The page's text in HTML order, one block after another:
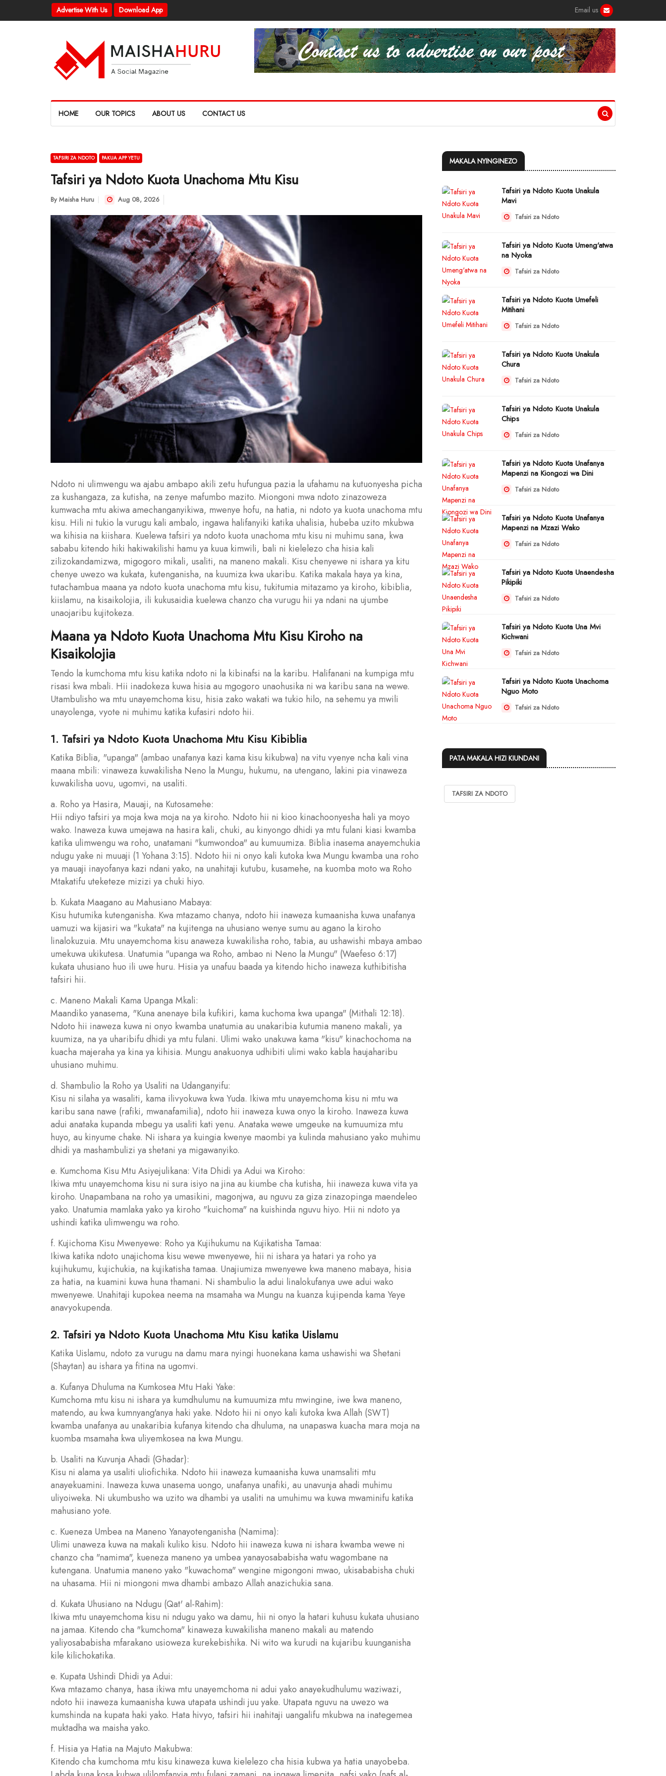
Advertise With Us Download App Email us
HOME OUR TOPICS ABOUT US CONTACT US
TAFSIRI ZA NDOTO PAKUA APP YETU
Tafsiri ya Ndoto Kuota Unachoma Mtu Kisu
By Maisha Huru Aug 08, 2026
Ndoto ni ulimwengu wa ajabu ambapo akili zetu hufungua pazia la ufahamu na kutuonyesha picha
za kushangaza, za kutisha, na zenye mafumbo mazito. Miongoni mwa ndoto zinazoweza
kumwacha mtu akiwa amechanganyikiwa, mwenye hofu, na hatia, ni ndoto ya kuota unachoma mtu
kisu. Hili ni tukio la vurugu kali ambalo, ingawa halifanyiki katika uhalisia, hubeba uzito mkubwa
wa kihisia na kiishara. Kuelewa tafsiri ya ndoto kuota unachoma mtu kisu ni muhimu sana, kwa
sababu kitendo hiki hakiwakilishi hamu ya kuua kimwili, bali ni kielelezo cha hisia kali
zilizokandamizwa, migogoro mikali, usaliti, na maneno makali. Kisu chenyewe ni ishara ya kitu
chenye uwezo wa kukata, kutenganisha, na kuumiza kwa ukaribu. Katika makala haya ya kina,
tutachambua maana ya ndoto kuota unachoma mtu kisu, tukitumia mitazamo ya kiroho, kibiblia,
kiislamu, na kisaikolojia, ili kukusaidia kuelewa chanzo cha vurugu hii ya ndani na ujumbe
unaojaribu kujitokeza.
Maana ya Ndoto Kuota Unachoma Mtu Kisu Kiroho na
Kisaikolojia
Tendo la kumchoma mtu kisu katika ndoto ni la kibinafsi na la karibu. Halifanani na kumpiga mtu
risasi kwa mbali. Hii inadokeza kuwa hisia au mgogoro unaohusika ni wa karibu sana na wewe.
Utambulisho wa mtu unayemchoma kisu, hisia zako wakati wa tukio hilo, na sehemu ya mwili
unayolenga, vyote ni muhimu katika kufasiri ndoto hii.
1. Tafsiri ya Ndoto Kuota Unachoma Mtu Kisu Kibiblia
Katika Biblia, "upanga" (ambao unafanya kazi kama kisu kikubwa) na vitu vyenye ncha kali vina
maana mbili: vinaweza kuwakilisha Neno la Mungu, hukumu, na utengano, lakini pia vinaweza
kuwakilisha uovu, ugomvi, na usaliti.
a. Roho ya Hasira, Mauaji, na Kutosamehe:
Hii ndiyo tafsiri ya moja kwa moja na ya kiroho. Ndoto hii ni kioo kinachoonyesha hali ya moyo
wako. Inaweza kuwa umejawa na hasira kali, chuki, au kinyongo dhidi ya mtu fulani kiasi kwamba
katika ulimwengu wa roho, unatamani "kumwondoa" au kumuumiza. Biblia inasema anayemchukia
ndugu yake ni muuaji (1 Yohana 3:15). Ndoto hii ni onyo kali kutoka kwa Mungu kwamba una roho
ya mauaji inayofanya kazi ndani yako, na unahitaji kutubu, kusamehe, na kuomba moto wa Roho
Mtakatifu uteketeze mizizi ya chuki hiyo.
b. Kukata Maagano au Mahusiano Mabaya:
Kisu hutumika kutenganisha. Kwa mtazamo chanya, ndoto hii inaweza kumaanisha kuwa unafanya
uamuzi wa kijasiri wa "kukata" na kujitenga na uhusiano wenye sumu au agano la kiroho
linalokuzuia. Mtu unayemchoma kisu anaweza kuwakilisha roho, tabia, au ushawishi mbaya ambao
umekuwa ukikutesa. Unatumia "upanga wa Roho, ambao ni Neno la Mungu" (Waefeso 6:17)
kukata uhusiano huo ili uwe huru. Hisia ya unafuu baada ya kitendo hicho inaweza kuthibitisha
tafsiri hii.
c. Maneno Makali Kama Upanga Mkali:
Maandiko yanasema, "Kuna anenaye bila kufikiri, kama kuchoma kwa upanga" (Mithali 12:18).
Ndoto hii inaweza kuwa ni onyo kwamba unatumia au unakaribia kutumia maneno makali, ya
kuumiza, na ya uharibifu dhidi ya mtu fulani. Ulimi wako unakuwa kama "kisu" kinachochoma na
kuacha majeraha ya kina ya kihisia. Mungu anakuonya udhibiti ulimi wako kabla haujaharibu
uhusiano muhimu.
d. Shambulio la Roho ya Usaliti na Udanganyifu:
Kisu ni silaha ya wasaliti, kama ilivyokuwa kwa Yuda. Ikiwa mtu unayemchoma kisu ni mtu wa
karibu sana nawe (rafiki, mwanafamilia), ndoto hii inaweza kuwa onyo la kiroho. Inaweza kuwa
adui anataka kupanda mbegu ya usaliti kati yenu. Anataka wewe umgeuke na kumuumiza mtu
huyo, au kinyume chake. Ni ishara ya kuingia kwenye maombi ya kulinda mahusiano yako muhimu
dhidi ya mashambulizi ya shetani ya migawanyiko.
e. Kumchoma Kisu Mtu Asiyejulikana: Vita Dhidi ya Adui wa Kiroho:
Ikiwa mtu unayemchoma kisu ni sura isiyo na jina au kiumbe cha kutisha, hii inaweza kuwa vita ya
kiroho. Unapambana na roho ya umasikini, magonjwa, au nguvu za giza zinazopinga maendeleo
yako. Unatumia mamlaka yako ya kiroho "kuichoma" na kuishinda nguvu hiyo. Hii ni ndoto ya
ushindi katika ulimwengu wa roho.
f. Kujichoma Kisu Mwenyewe: Roho ya Kujihukumu na Kujikatisha Tamaa:
Ikiwa katika ndoto unajichoma kisu wewe mwenyewe, hii ni ishara ya hatari ya roho ya
kujihukumu, kujichukia, na kujikatisha tamaa. Unajiumiza mwenyewe kwa maneno mabaya, hisia
za hatia, na kuamini kuwa huna thamani. Ni shambulio la adui linalokufanya uwe adui wako
mwenyewe. Unahitaji kupokea neema na msamaha wa Mungu na kuanza kujipenda kama Yeye
anavyokupenda.
2. Tafsiri ya Ndoto Kuota Unachoma Mtu Kisu katika Uislamu
Katika Uislamu, ndoto za vurugu na damu mara nyingi huonekana kama ushawishi wa Shetani
(Shaytan) au ishara ya fitina na ugomvi.
a. Kufanya Dhuluma na Kumkosea Mtu Haki Yake:
Kumchoma mtu kisu ni ishara ya kumdhulumu na kumuumiza mtu mwingine, iwe kwa maneno,
matendo, au kwa kumnyang'anya haki yake. Ndoto hii ni onyo kali kutoka kwa Allah (SWT)
kwamba unafanya au unakaribia kufanya kitendo cha dhuluma, na unapaswa kuacha mara moja na
kuomba msamaha kwa uliyemkosea na kwa Mungu.
b. Usaliti na Kuvunja Ahadi (Ghadar):
Kisu ni alama ya usaliti uliofichika. Ndoto hii inaweza kumaanisha kuwa unamsaliti mtu
anayekuamini. Inaweza kuwa unasema uongo, unafanya unafiki, au unavunja ahadi muhimu
uliyoiweka. Ni ukumbusho wa uzito wa dhambi ya usaliti na umuhimu wa kuwa mwaminifu katika
mahusiano yote.
c. Kueneza Umbea na Maneno Yanayotenganisha (Namima):
Ulimi unaweza kuwa na makali kuliko kisu. Ndoto hii inaweza kuwa ni ishara kwamba wewe ni
chanzo cha "namima", kueneza maneno ya umbea yanayosababisha watu wagombane na
kutengana. Unatumia maneno yako "kuwachoma" wengine migongoni mwao, ukisababisha chuki
na uhasama. Hii ni miongoni mwa dhambi ambazo Allah anazichukia sana.
d. Kukata Uhusiano na Ndugu (Qat' al-Rahim):
Ikiwa mtu unayemchoma kisu ni ndugu yako wa damu, hii ni onyo la hatari kuhusu kukata uhusiano
na jamaa. Kitendo cha "kumchoma" kinaweza kuwakilisha maneno makali au matendo
yaliyosababisha mfarakano usioweza kurekebishika. Ni wito wa kurudi na kujaribu kuunganisha
kile kilichokatika.
e. Kupata Ushindi Dhidi ya Adui:
Kwa mtazamo chanya, hasa ikiwa mtu unayemchoma ni adui yako anayekudhulumu waziwazi,
ndoto hii inaweza kumaanisha kuwa utapata ushindi juu yake. Utapata nguvu na uwezo wa
kumshinda na kupata haki yako. Hata hivyo, tafsiri hii inahitaji uangalifu mkubwa na inategemea
muktadha wa maisha yako.
f. Hisia ya Hatia na Majuto Makubwa:
Kitendo cha kumchoma mtu kisu kinaweza kuwa kielelezo cha hisia kubwa ya hatia unayobeba.
MAKALA NYINGINEZO
Tafsiri ya Ndoto Kuota Unakula
Mavi
Tafsiri za Ndoto
Tafsiri ya Ndoto Kuota Umeng'atwa
na Nyoka
Tafsiri za Ndoto
Tafsiri ya Ndoto Kuota Umefeli
Mitihani
Tafsiri za Ndoto
Tafsiri ya Ndoto Kuota Unakula
Chura
Tafsiri za Ndoto
Tafsiri ya Ndoto Kuota Unakula
Chips
Tafsiri za Ndoto
Tafsiri ya Ndoto Kuota Unafanya
Mapenzi na Kiongozi wa Dini
Tafsiri za Ndoto
Tafsiri ya Ndoto Kuota Unafanya
Mapenzi na Mzazi Wako
Tafsiri za Ndoto
Tafsiri ya Ndoto Kuota Unaendesha
Pikipiki
Tafsiri za Ndoto
Tafsiri ya Ndoto Kuota Una Mvi
Kichwani
Tafsiri za Ndoto
Tafsiri ya Ndoto Kuota Unachoma
Nguo Moto
Tafsiri za Ndoto
PATA MAKALA HIZI KIUNDANI
TAFSIRI ZA NDOTO